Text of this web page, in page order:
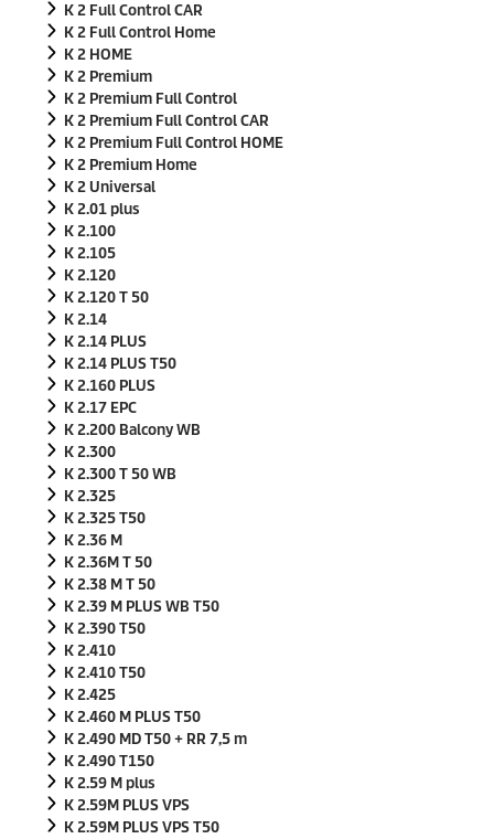
K 2 Full Control CAR
K 2 Full Control Home
K 2 HOME
K 2 Premium
K 2 Premium Full Control
K 2 Premium Full Control CAR
K 2 Premium Full Control HOME
K 2 Premium Home
K 2 Universal
K 2.01 plus
K 2.100
K 2.105
K 2.120
K 2.120 T 50
K 2.14
K 2.14 PLUS
K 2.14 PLUS T50
K 2.160 PLUS
K 2.17 EPC
K 2.200 Balcony WB
K 2.300
K 2.300 T 50 WB
K 2.325
K 2.325 T50
K 2.36 M
K 2.36M T 50
K 2.38 M T 50
K 2.39 M PLUS WB T50
K 2.390 T50
K 2.410
K 2.410 T50
K 2.425
K 2.460 M PLUS T50
K 2.490 MD T50 + RR 7,5 m
K 2.490 T150
K 2.59 M plus
K 2.59M PLUS VPS
K 2.59M PLUS VPS T50